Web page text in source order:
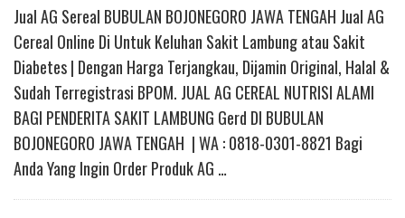
Jual AG Sereal BUBULAN BOJONEGORO JAWA TENGAH Jual AG
Cereal Online Di Untuk Keluhan Sakit Lambung atau Sakit
Diabetes | Dengan Harga Terjangkau, Dijamin Original, Halal &
Sudah Terregistrasi BPOM. JUAL AG CEREAL NUTRISI ALAMI
BAGI PENDERITA SAKIT LAMBUNG Gerd DI BUBULAN
BOJONEGORO JAWA TENGAH | WA : 0818-0301-8821 Bagi
Anda Yang Ingin Order Produk AG …